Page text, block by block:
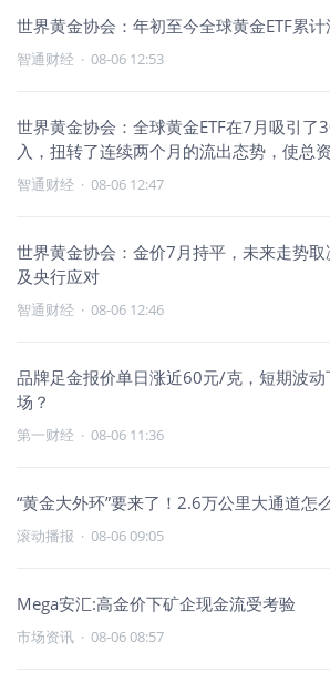
世界黄金协会：年初至今全球黄金ETF累
智通财经 · 08-06 12:53
世界黄金协会：全球黄金ETF在7月吸引了
入，扭转了连续两个月的流出态势，使总
5300亿
智通财经 · 08-06 12:47
世界黄金协会：金价7月持平，未来走势
及央行应对
智通财经 · 08-06 12:46
品牌足金报价单日涨近60元/克，短期波
场？
第一财经 · 08-06 11:36
“黄金大外环”要来了！2.6万公里大通道怎
滚动播报 · 08-06 09:05
Mega安汇:高金价下矿企现金流受考验
市场资讯 · 08-06 08:57